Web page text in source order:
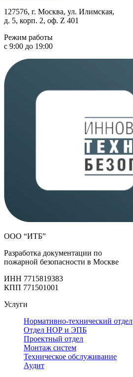
127576, г. Москва, ул. Илимская,
д. 5, корп. 2, оф. Z 401
Режим работы
с 9:00 до 19:00
ООО “ИТБ”
Разработка документации по
пожарной безопасности в Москве
ИНН 7715819383
КПП 771501001
Услуги
Нормативно-технический отдел
Отдел НОР и ЭПБ
Проектный отдел
Монтаж систем
Техническое обслуживание
Аудит